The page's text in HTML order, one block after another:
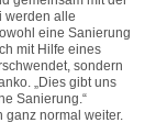
werden alle
eine Sanierung
mit Hilfe eines
sondern
„Dies gibt uns
Sanierung.“
ganz normal weiter.